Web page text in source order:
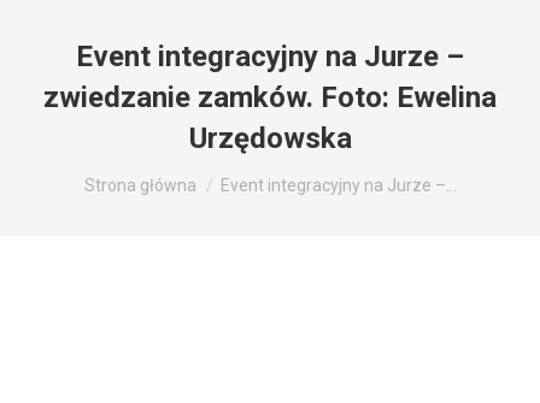
Event integracyjny na Jurze –
zwiedzanie zamków. Foto: Ewelina
Urzędowska
Jesteś tutaj:
Strona główna Event integracyjny na Jurze –…